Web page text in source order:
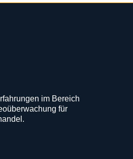
im Bereich
für